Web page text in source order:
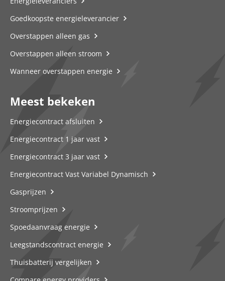
Goedkoopste energieleverancier
Overstappen alleen gas
Overstappen alleen stroom
Wanneer overstappen energie
Meest bekeken
Energiecontract afsluiten
Energiecontract 1 jaar vast
Energiecontract 3 jaar vast
Energiecontract Vast Variabel Dynamisch
Gasprijzen
Stroomprijzen
Spoedaanvraag energie
Leegstandscontract energie
Thuisbatterij vergelijken